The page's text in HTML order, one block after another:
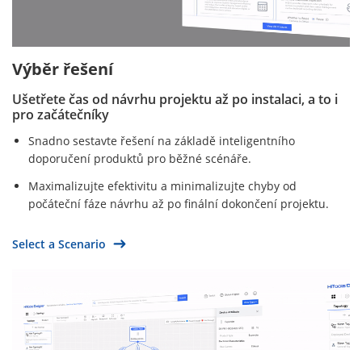
Výběr řešení
Ušetřete čas od návrhu projektu až po instalaci, a to i
pro začátečníky
Snadno sestavte řešení na základě inteligentního
doporučení produktů pro běžné scénáře.
Maximalizujte efektivitu a minimalizujte chyby od
počáteční fáze návrhu až po finální dokončení projektu.
Select a Scenario